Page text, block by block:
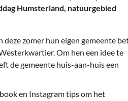
On-line
Financiën,
Diensten,
(Ver) Bouw
Humsterland, natuurgebied
zomer hun eigen gemeente
Om hen een idee te
de gemeente huis-aan-huis een
en Instagram tips om het